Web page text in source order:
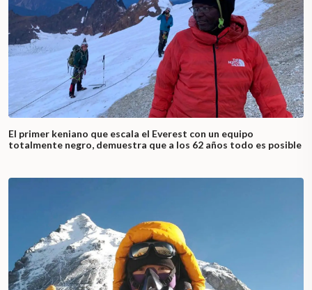
El primer keniano que escala el Everest con un equipo
totalmente negro, demuestra que a los 62 años todo es posible